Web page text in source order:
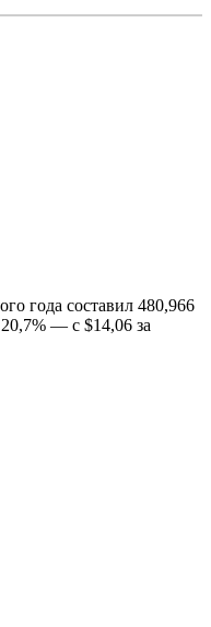
года составил 480,966
— с $14,06 за